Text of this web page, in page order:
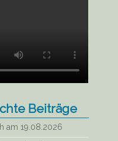
Beiträge
am 19.08.2026